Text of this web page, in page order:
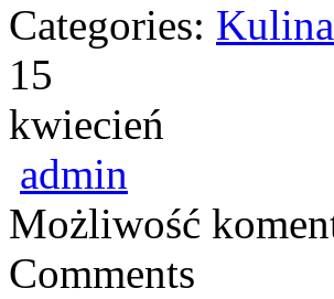
Categories:
15
kwiecień
admin
Możliwość
Comments